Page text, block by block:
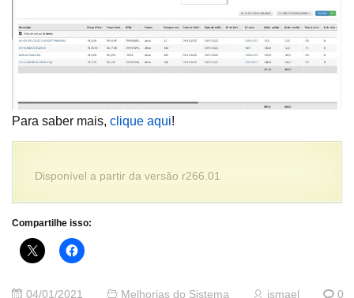
Para saber mais, clique aqui!
Disponível a partir da versão r266.01
Compartilhe isso:
04/01/2021 Melhorias do Sistema ismael 0